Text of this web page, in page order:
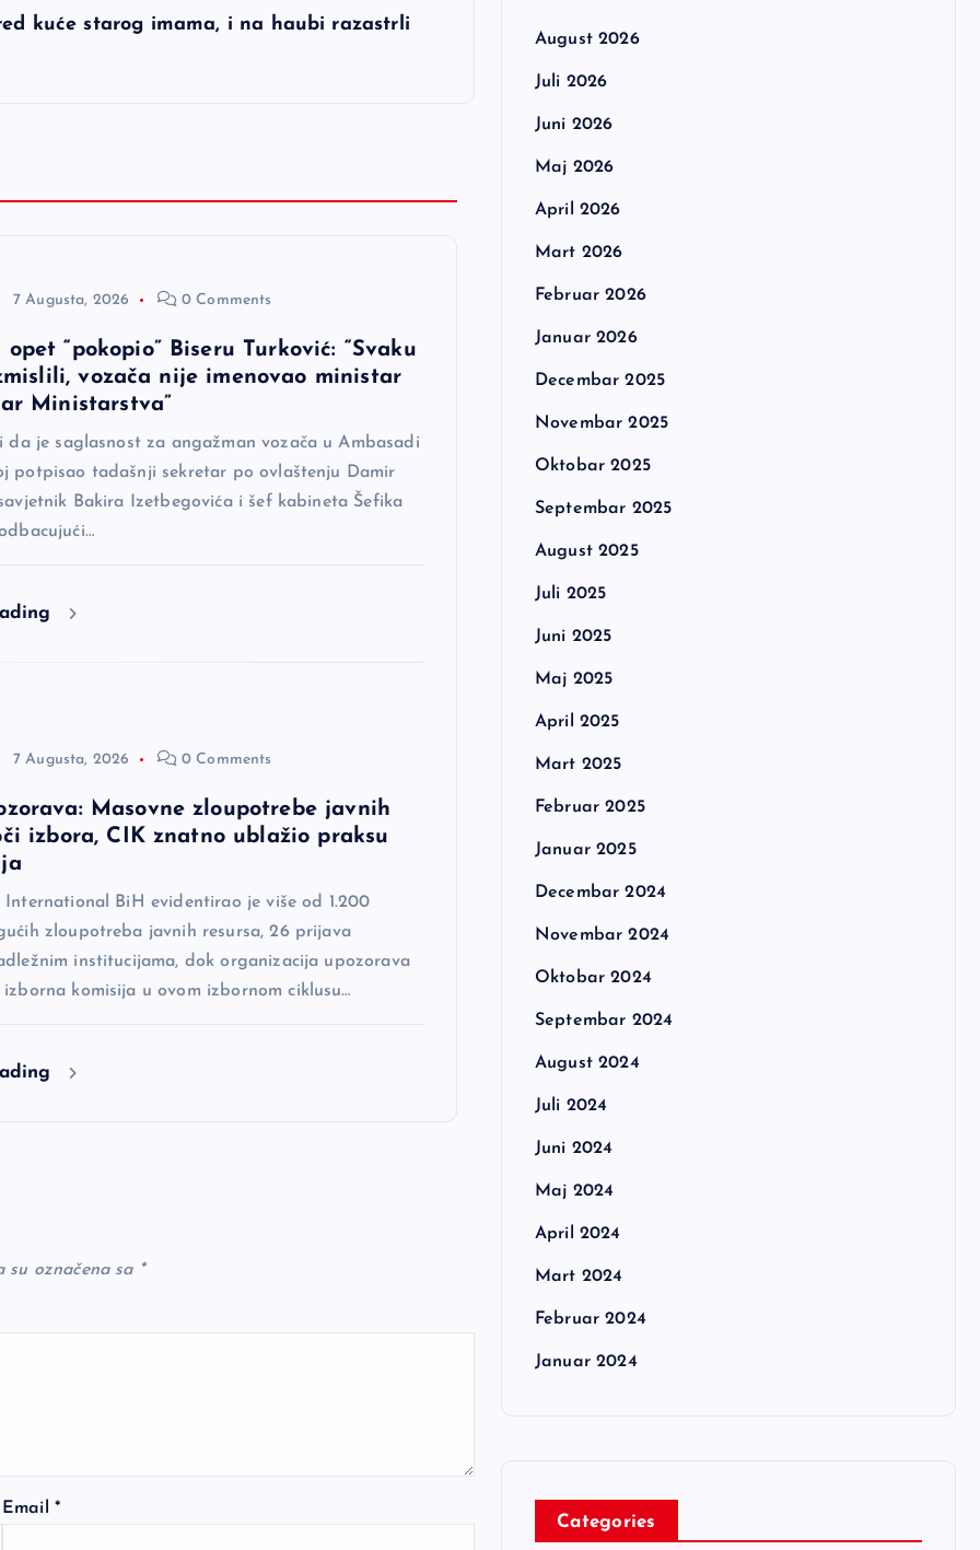
kuće starog imama, i na haubi razastrli
7 Augusta, 2026 0 Comments
opet “pokopio” Biseru Turković: “Svaku
vozača nije imenovao ministar
Ministarstva”
da je saglasnost za angažman vozača u Ambasadi
potpisao tadašnji sekretar po ovlaštenju Damir
Bakira Izetbegovića i šef kabineta Šefika
7 Augusta, 2026 0 Comments
Masovne zloupotrebe javnih
izbora, CIK znatno ublažio praksu
International BiH evidentirao je više od 1.200
zloupotreba javnih resursa, 26 prijava
institucijama, dok organizacija upozorava
komisija u ovom izbornom ciklusu…
su označena sa *
Email *
August 2026
Juli 2026
Juni 2026
Maj 2026
April 2026
Mart 2026
Februar 2026
Januar 2026
Decembar 2025
Novembar 2025
Oktobar 2025
Septembar 2025
August 2025
Juli 2025
Juni 2025
Maj 2025
April 2025
Mart 2025
Februar 2025
Januar 2025
Decembar 2024
Novembar 2024
Oktobar 2024
Septembar 2024
August 2024
Juli 2024
Juni 2024
Maj 2024
April 2024
Mart 2024
Februar 2024
Januar 2024
Categories